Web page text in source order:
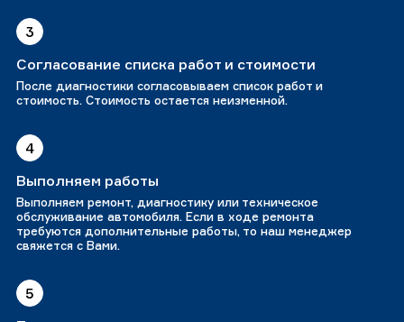
3
Согласование списка работ и стоимости
После диагностики согласовываем список работ и
стоимость. Стоимость остается неизменной.
4
Выполняем работы
Выполняем ремонт, диагностику или техническое
обслуживание автомобиля. Если в ходе ремонта
требуются дополнительные работы, то наш менеджер
свяжется с Вами.
5